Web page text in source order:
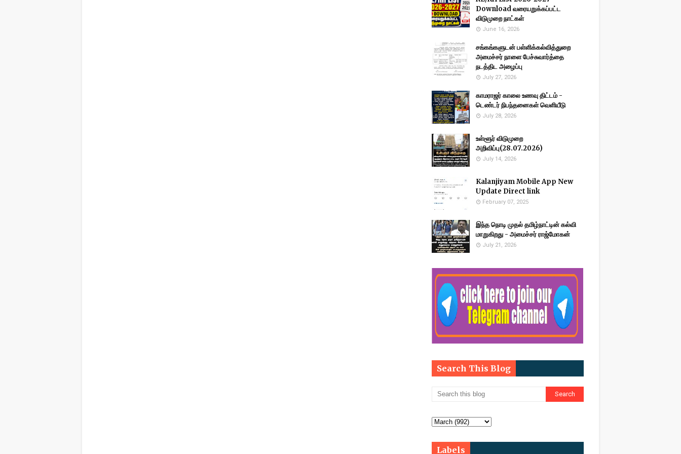
Download வரையறுக்கப்பட்ட
விடுமுறை நாட்கள்
June 16, 2026
சங்கங்களுடன் பள்ளிக்கல்வித்துறை
அமைச்சர் நாளை பேச்சுவார்த்தை
நடத்திட அழைப்பு
July 27, 2026
காமராஜர் காலை உணவு திட்டம் -
டெண்டர் நிபந்தனைகள் வெளியீடு
July 28, 2026
உள்ளூர் விடுமுறை
அறிவிப்பு(28.07.2026)
July 14, 2026
Kalanjiyam Mobile App New
Update Direct link
February 07, 2025
இந்த நொடி முதல் தமிழ்நாட்டின் கல்வி
மாறுகிறது - அமைச்சர் ராஜ்மோகன்
July 21, 2026
Search This Blog
Labels